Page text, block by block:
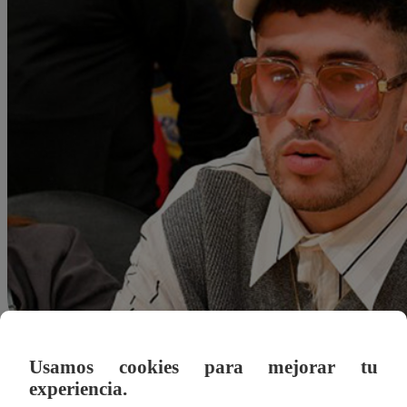
grodriguez@latina.pe
03 de enero 2023
Usamos cookies para mejorar tu
experiencia.